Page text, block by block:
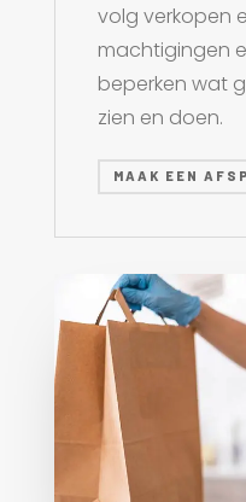
volg verkopen
machtigingen
beperken wat
zien en doen.
MAAK EEN